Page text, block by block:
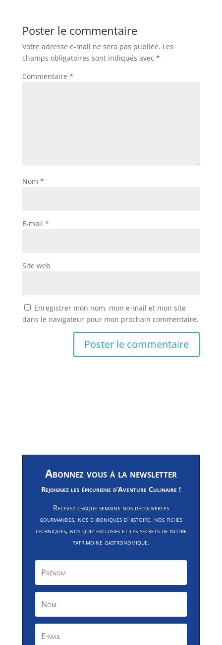
Poster le commentaire
Votre adresse e-mail ne sera pas publiée. Les
champs obligatoires sont indiqués avec *
Commentaire *
Nom *
E-mail *
Site web
Enregistrer mon nom, mon e-mail et mon site
dans le navigateur pour mon prochain commentaire.
Abonnez vous à la newsletter
Rejoignez les épicuriens d’Aventure Culinaire !
Recevez chaque semaine nos découvertes
gourmandes, nos chroniques d’histoire, nos fiches
techniques, nos quiz exclusifs et les secrets de notre
patrimoine gastronomique.